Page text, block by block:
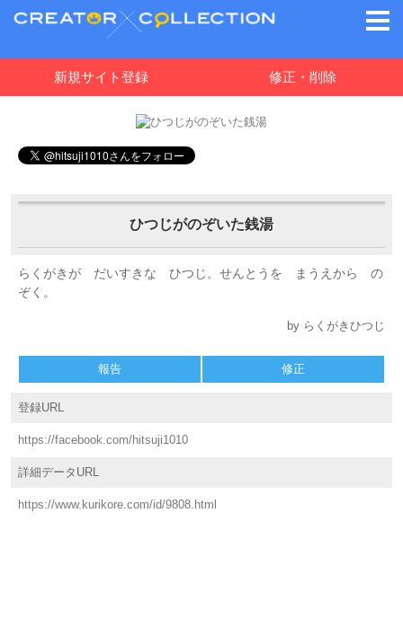
新規サイト登録 修正・削除
ひつじがのぞいた銭湯
らくがきが だいすきな ひつじ。せんとうを まうえから の
ぞく。
by らくがきひつじ
報告 修正
登録URL
https://facebook.com/hitsuji1010
詳細データURL
https://www.kurikore.com/id/9808.html